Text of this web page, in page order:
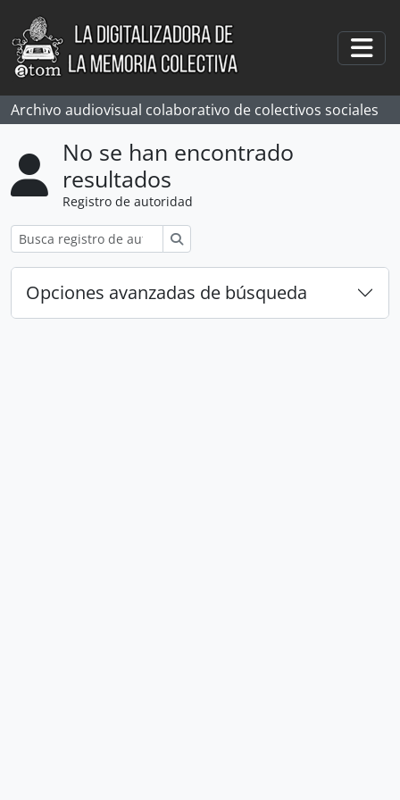
Skip to main content
Archivo audiovisual colaborativo de colectivos sociales
No se han encontrado
resultados
Registro de autoridad
Opciones avanzadas de búsqueda